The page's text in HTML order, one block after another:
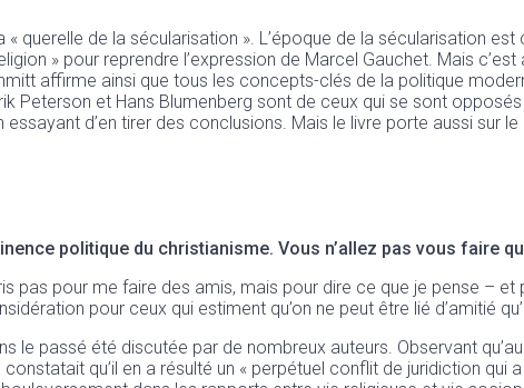
querelle de la sécularisation ». L’époque de la sécularisation
» pour reprendre l’expression de Marcel Gauchet. Mais
affirme ainsi que tous les concepts-clés de la politique
Peterson et Hans Blumenberg sont de ceux qui se sont
d’en tirer des conclusions. Mais le livre porte aussi sur
politique du christianisme. Vous n’allez pas vous faire
pas pour me faire des amis, mais pour dire ce que je pense –
pour ceux qui estiment qu’on ne peut être lié d’amitié
le passé été discutée par de nombreux auteurs. Observant
qu’il en a résulté un « perpétuel conflit de juridiction